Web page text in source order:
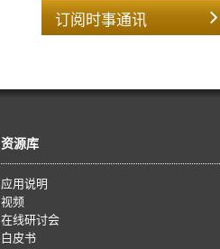
订阅时事通讯
资源库
应用说明
视频
在线研讨会
白皮书